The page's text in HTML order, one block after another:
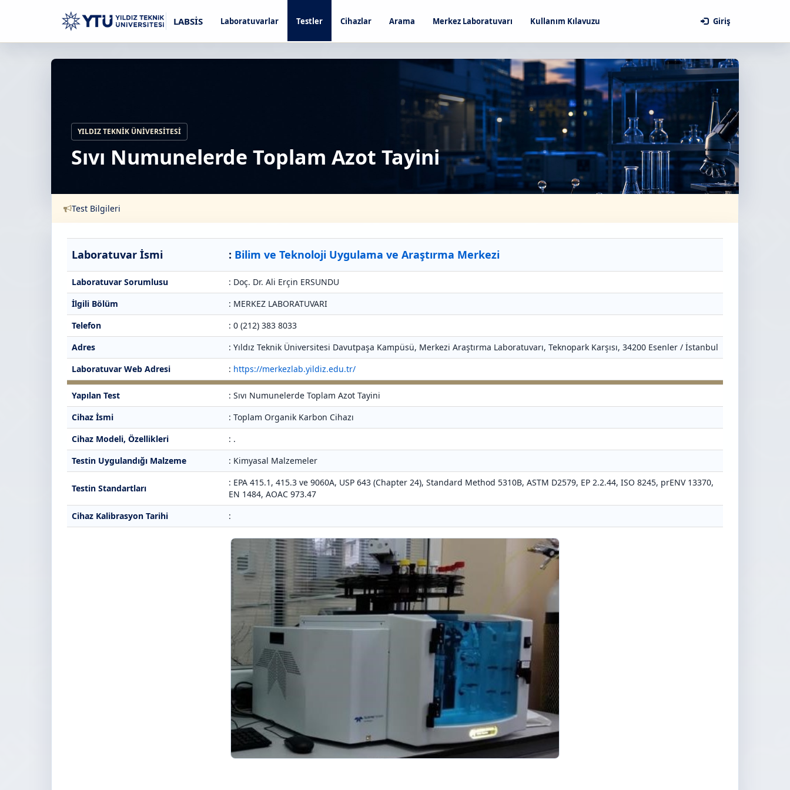
LABSİS Laboratuvarlar Testler Cihazlar Arama Merkez Laboratuvarı Kullanım Kılavuzu Giriş
YILDIZ TEKNIK ÜNIVERSITESI
Sıvı Numunelerde Toplam Azot Tayini
Test Bilgileri
Laboratuvar İsmi : Bilim ve Teknoloji Uygulama ve Araştırma Merkezi
Laboratuvar Sorumlusu
: Doç. Dr. Ali Erçin ERSUNDU
İlgili Bölüm
: MERKEZ LABORATUVARI
Telefon
: 0 (212) 383 8033
Adres
: Yıldız Teknik Üniversitesi Davutpaşa Kampüsü, Merkezi Araştırma Laboratuvarı, Teknopark Karşısı, 34200 Esenler / İstanbul
Laboratuvar Web Adresi
: https://merkezlab.yildiz.edu.tr/
Yapılan Test
: Sıvı Numunelerde Toplam Azot Tayini
Cihaz İsmi
: Toplam Organik Karbon Cihazı
Cihaz Modeli, Özellikleri
: .
Testin Uygulandığı Malzeme
: Kimyasal Malzemeler
Testin Standartları
: EPA 415.1, 415.3 ve 9060A, USP 643 (Chapter 24), Standard Method 5310B, ASTM D2579, EP 2.2.44, ISO 8245, prENV 13370,
EN 1484, AOAC 973.47
Cihaz Kalibrasyon Tarihi
: